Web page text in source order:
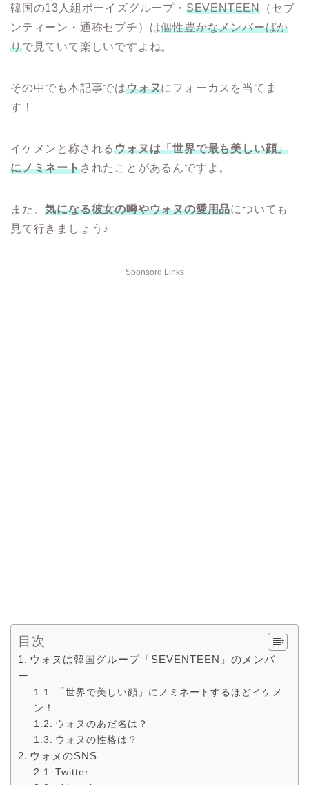
韓国の13人組ボーイズグループ・ SEVENTEEN （セブ
ンティーン・通称セブチ）は個性豊かなメンバーばか
りで見ていて楽しいですよね。
その中でも本記事ではウォヌにフォーカスを当てま
す！
イケメンと称されるウォヌは「世界で最も美しい顔」
にノミネートされたことがあるんですよ。
また、気になる彼女の噂やウォヌの愛用品についても
見て行きましょう♪
Sponsord Links
目次
ウォヌは韓国グループ「SEVENTEEN」のメンバ
ー
「世界で美しい顔」にノミネートするほどイケメ
ン！
ウォヌのあだ名は？
ウォヌの性格は？
ウォヌのSNS
Twitter